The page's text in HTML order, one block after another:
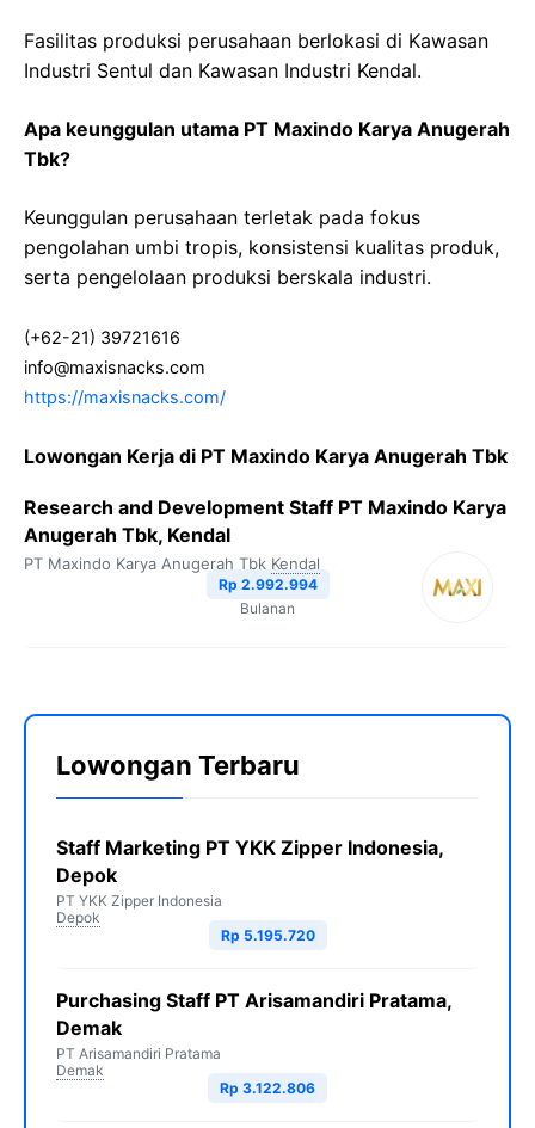
Fasilitas produksi perusahaan berlokasi di Kawasan
Industri Sentul dan Kawasan Industri Kendal.
Apa keunggulan utama PT Maxindo Karya Anugerah
Tbk?
Keunggulan perusahaan terletak pada fokus
pengolahan umbi tropis, konsistensi kualitas produk,
serta pengelolaan produksi berskala industri.
(+62-21) 39721616
info@maxisnacks.com
https://maxisnacks.com/
Lowongan Kerja di PT Maxindo Karya Anugerah Tbk
Research and Development Staff PT Maxindo Karya
Anugerah Tbk, Kendal
PT Maxindo Karya Anugerah Tbk Kendal
Rp 2.992.994
Bulanan
Lowongan Terbaru
Staff Marketing PT YKK Zipper Indonesia,
Depok
PT YKK Zipper Indonesia
Depok
Rp 5.195.720
Purchasing Staff PT Arisamandiri Pratama,
Demak
PT Arisamandiri Pratama
Demak
Rp 3.122.806